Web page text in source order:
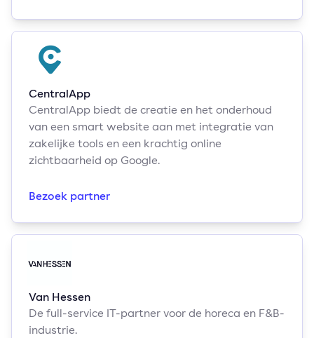
CentralApp
CentralApp biedt de creatie en het onderhoud
van een smart website aan met integratie van
zakelijke tools en een krachtig online
zichtbaarheid op Google.
Bezoek partner
Van Hessen
De full-service IT-partner voor de horeca en F&B-
industrie.